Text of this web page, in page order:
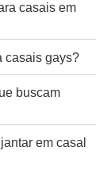
casais em
casais gays?
buscam
em casal